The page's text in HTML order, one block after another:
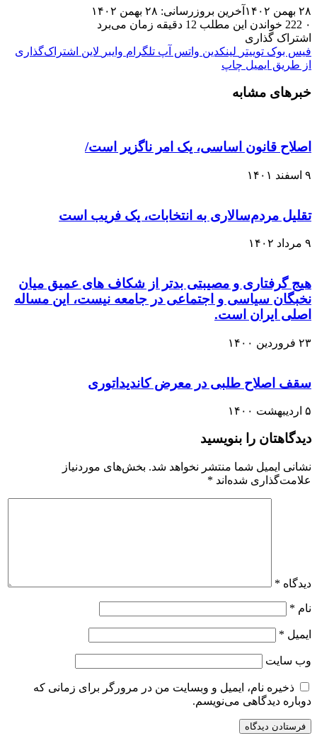
۲۸ بهمن ۱۴۰۲
آخرین بروزرسانی: ۲۸ بهمن ۱۴۰۲
۰
خواندن این مطلب 12 دقیقه زمان می‌برد
اشتراک گذاری
فیس بوک توییتر لینکدین واتس آپ تلگرام وایبر لاین اشتراک‌گذاری
از طریق ایمیل چاپ
خبرهای مشابه
اصلاح قانون اساسی، یک امر ناگزیر است/
۹ اسفند ۱۴۰۱
تقلیل مردم‌سالاری به انتخابات، یک فریب است
۹ مرداد ۱۴۰۲
هیج گرفتاری و مصیبتی بدتر از شکاف های عمیق میان
نخبگان سیاسی و اجتماعی در جامعه نیست، این مساله
اصلی ایران است.
۲۳ فروردین ۱۴۰۰
سقف اصلاح طلبی در معرض کاندیداتوری
۵ اردیبهشت ۱۴۰۰
دیدگاهتان را بنویسید
نشانی ایمیل شما منتشر نخواهد شد. بخش‌های موردنیاز
علامت‌گذاری شده‌اند *
دیدگاه *
نام *
ایمیل *
وب‌ سایت
ذخیره نام، ایمیل و وبسایت من در مرورگر برای زمانی که
دوباره دیدگاهی می‌نویسم.